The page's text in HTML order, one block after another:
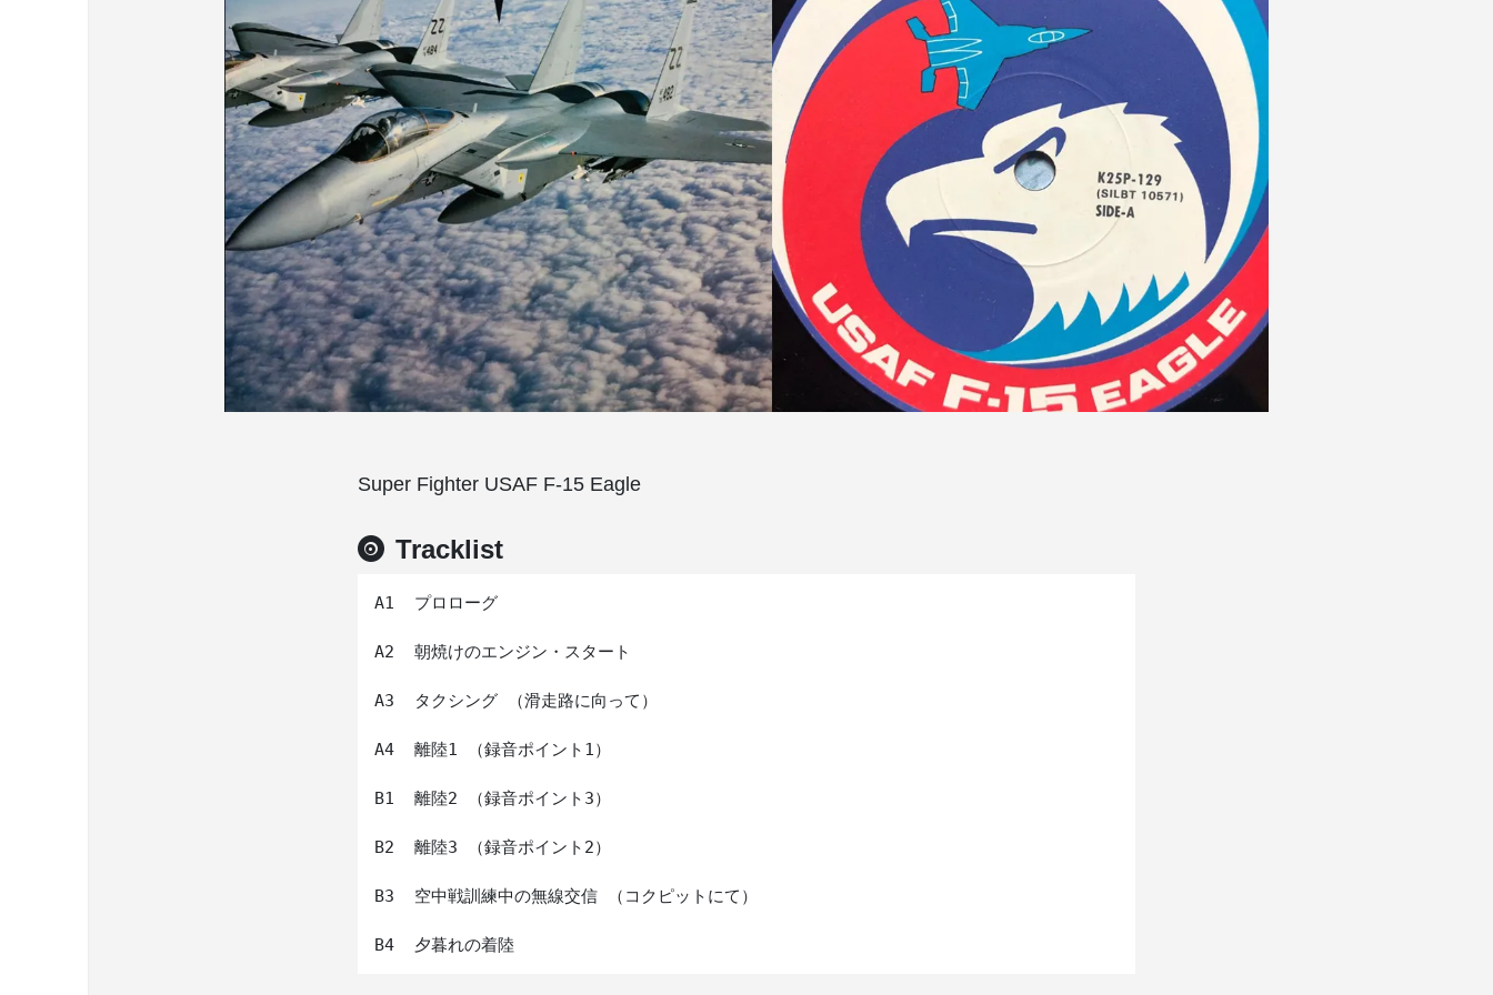
Super Fighter USAF F-15 Eagle
Tracklist
A1  プロローグ
A2  朝焼けのエンジン・スタート
A3  タクシング （滑走路に向って）
A4  離陸1 （録音ポイント1）
B1  離陸2 （録音ポイント3）
B2  離陸3 （録音ポイント2）
B3  空中戦訓練中の無線交信 （コクピットにて）